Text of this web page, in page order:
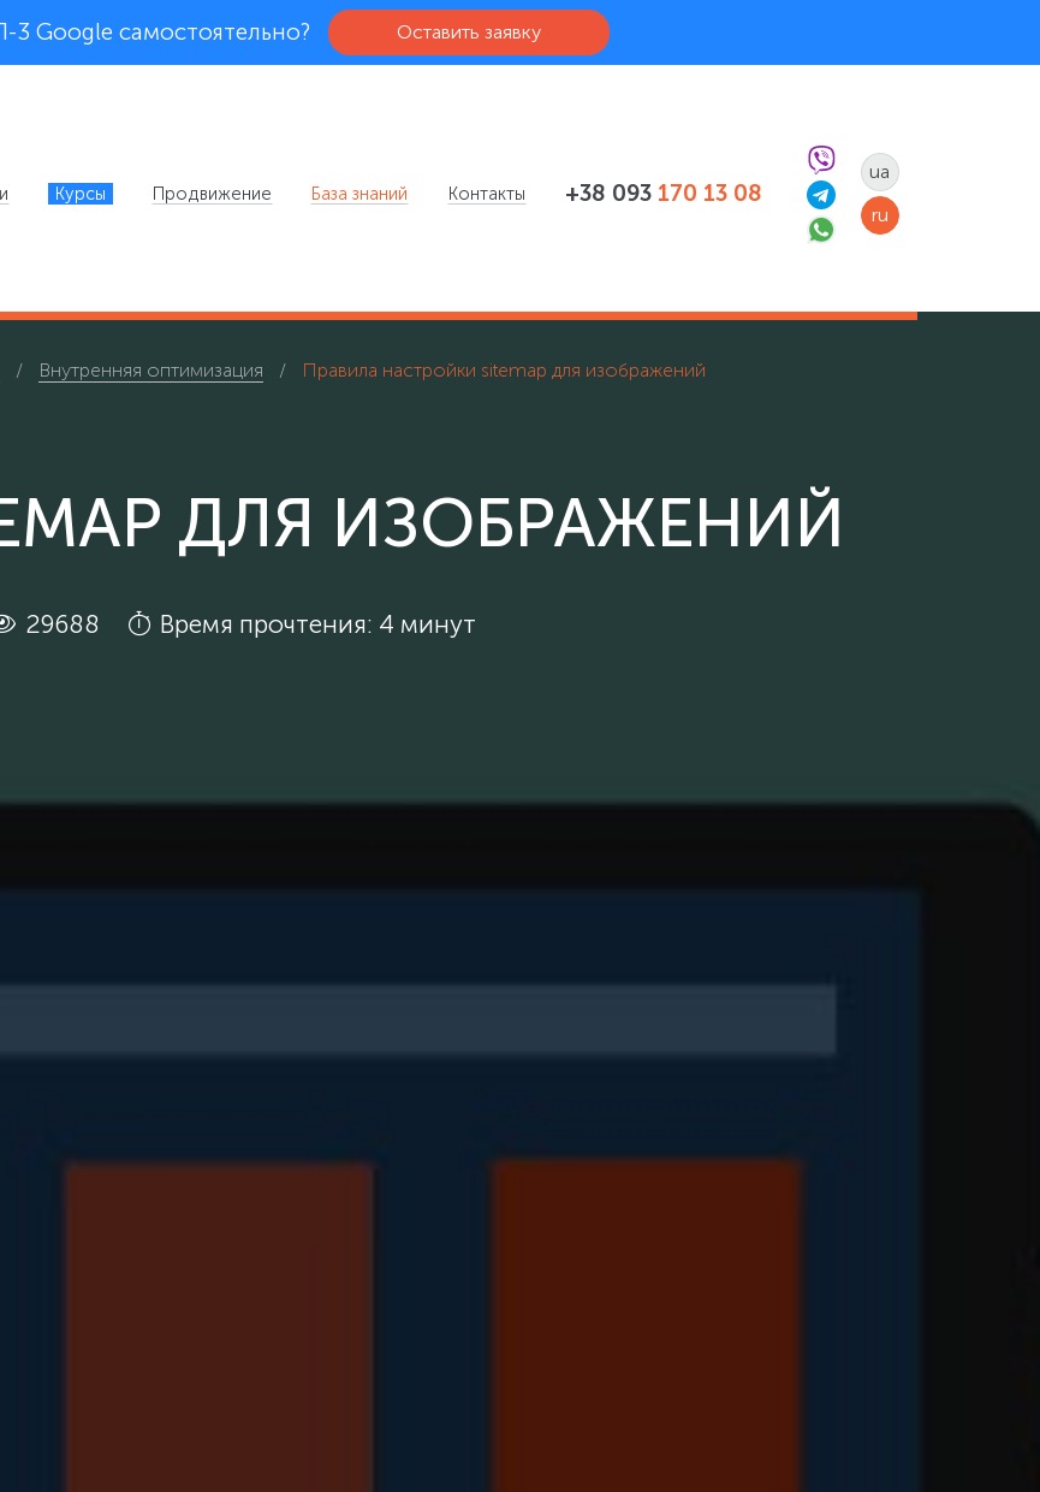
3 Google самостоятельно? Оставить заявку
Курсы Продвижение База знаний Контакты +38 093 170 13 08
ua
ru
Внутренняя оптимизация Правила настройки sitemap для изображений
ДЛЯ ИЗОБРАЖЕНИЙ
29688 Время прочтения: 4 минут